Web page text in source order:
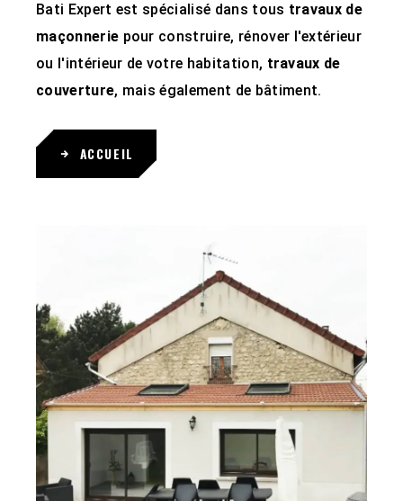
Bati Expert est spécialisé dans tous travaux de
maçonnerie pour construire, rénover l'extérieur
ou l'intérieur de votre habitation, travaux de
couverture, mais également de bâtiment.
ACCUEIL